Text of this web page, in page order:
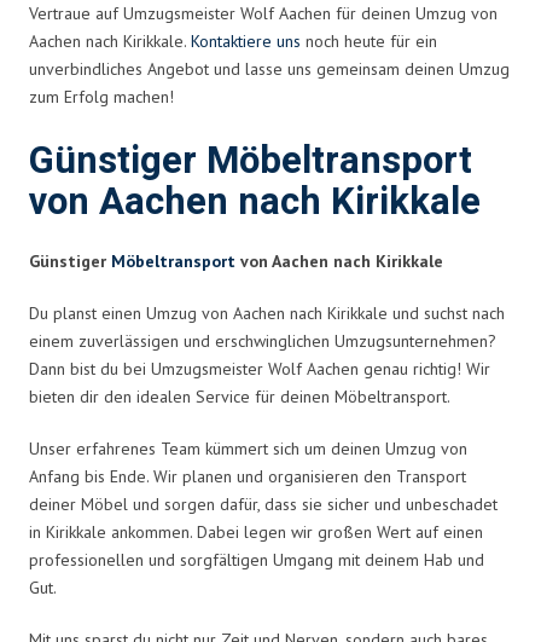
Vertraue auf Umzugsmeister Wolf Aachen für deinen Umzug von
Aachen nach Kirikkale. Kontaktiere uns noch heute für ein
unverbindliches Angebot und lasse uns gemeinsam deinen Umzug
zum Erfolg machen!
Günstiger Möbeltransport
von Aachen nach Kirikkale
Günstiger Möbeltransport von Aachen nach Kirikkale
Du planst einen Umzug von Aachen nach Kirikkale und suchst nach
einem zuverlässigen und erschwinglichen Umzugsunternehmen?
Dann bist du bei Umzugsmeister Wolf Aachen genau richtig! Wir
bieten dir den idealen Service für deinen Möbeltransport.
Unser erfahrenes Team kümmert sich um deinen Umzug von
Anfang bis Ende. Wir planen und organisieren den Transport
deiner Möbel und sorgen dafür, dass sie sicher und unbeschadet
in Kirikkale ankommen. Dabei legen wir großen Wert auf einen
professionellen und sorgfältigen Umgang mit deinem Hab und
Gut.